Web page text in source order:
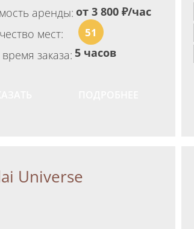
аренды: от 3 800 ₽/час
мест:
51
заказа: 5 часов
Universe